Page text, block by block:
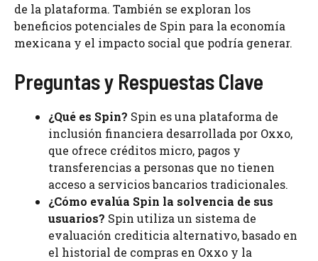
de la plataforma. También se exploran los
beneficios potenciales de Spin para la economía
mexicana y el impacto social que podría generar.
Preguntas y Respuestas Clave
¿Qué es Spin? Spin es una plataforma de
inclusión financiera desarrollada por Oxxo,
que ofrece créditos micro, pagos y
transferencias a personas que no tienen
acceso a servicios bancarios tradicionales.
¿Cómo evalúa Spin la solvencia de sus
usuarios? Spin utiliza un sistema de
evaluación crediticia alternativo, basado en
el historial de compras en Oxxo y la